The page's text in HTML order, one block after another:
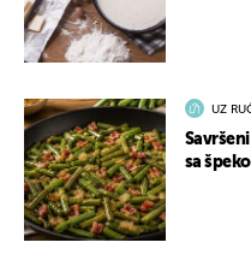
UZ
sa